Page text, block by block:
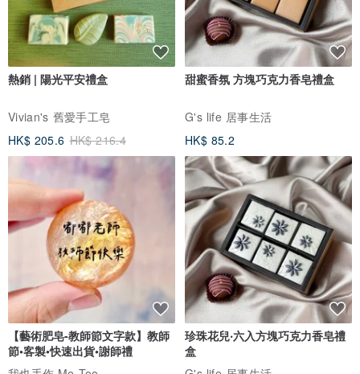
熱銷 | 陽光平安禮盒
Vivian's 舊愛手工皂
HK$ 205.6 HK$ 216.4
甜蜜香氛 方塊巧克力香皂禮盒
G's life 居事生活
HK$ 85.2
【藝術肥皂-教師節文字款】教師
節•客製•快速出貨•謝師禮
珍珠花兒‧六入方塊巧克力香皂禮
盒